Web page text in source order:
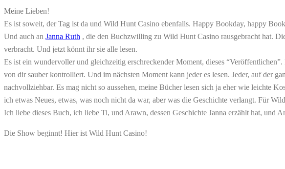
Meine Lieben!
Es ist soweit, der Tag ist da und Wild Hunt Casino ebenfalls. Happy Bookday, happy
Und auch an Janna Ruth , die den Buchzwilling zu Wild Hunt Casino rausgebracht hat.
verbracht. Und jetzt könnt ihr sie alle lesen.
Es ist ein wundervoller und gleichzeitig erschreckender Moment, dieses
von dir sauber kontrolliert. Und im nächsten Moment kann jeder es lesen. Jeder, auf der
nachvollziehbar. Es mag nicht so aussehen, meine Bücher lesen sich ja eher wie leichte
ich etwas Neues, etwas, was noch nicht da war, aber was die Geschichte verlangt. Für
Ich liebe dieses Buch, ich liebe Ti, und Arawn, dessen Geschichte Janna erzählt hat, und
Die Show beginnt! Hier ist Wild Hunt Casino!